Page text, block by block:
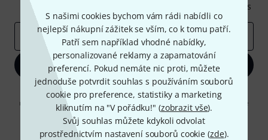
S našimi cookies bychom vám rádi nabídli co
nejlepší nákupní zážitek se vším, co k tomu patří.
Patří sem například vhodné nabídky,
personalizované reklamy a zapamatování
preferencí. Pokud nemáte nic proti, můžete
jednoduše potvrdit souhlas s používáním souborů
cookie pro preference, statistiky a marketing
kliknutím na "V pořádku!" (zobrazit vše).
Svůj souhlas můžete kdykoli odvolat
prostřednictvím nastavení souborů cookie (zde).
Inspirativní příspěvky
Thomann Insights
E-mailová adresa*
Zaregistrujte se
Kliknutím na "Zaregistrujte se" souhlasíte s přijímáním e-mailových
reklam a měřením chování při používání e-mailů. Odhlášení je možné
kdykoliv. Další informace naleznete v naší sekciOchrana údajů
* Požadováno